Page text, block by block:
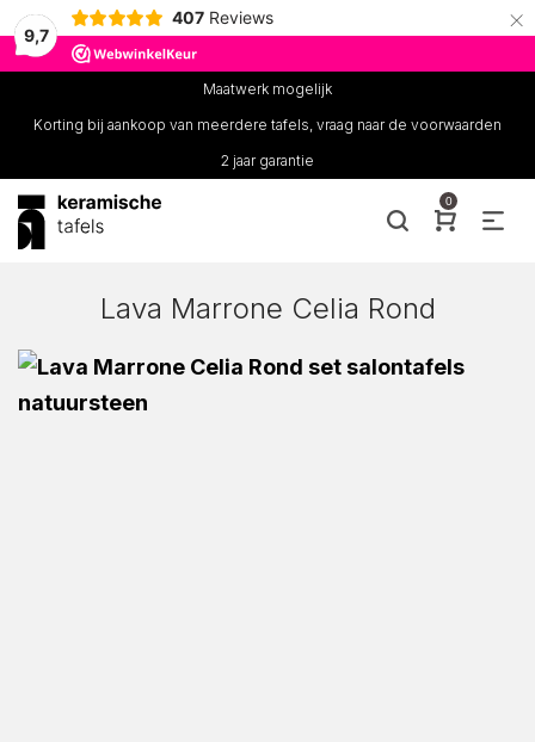
9,7
407 Reviews ×
Maatwerk mogelijk
Korting bij aankoop van meerdere tafels, vraag naar de voorwaarden
2 jaar garantie
0
Lava Marrone Celia Rond